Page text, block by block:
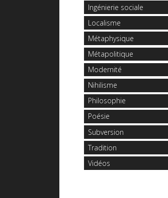
Ingénierie sociale
Localisme
Métaphysique
Métapolitique
Modernité
Nihilisme
Philosophie
Poésie
Subversion
Tradition
Vidéos